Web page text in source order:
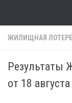
ЖИЛИЩНАЯ
Результаты
от 18